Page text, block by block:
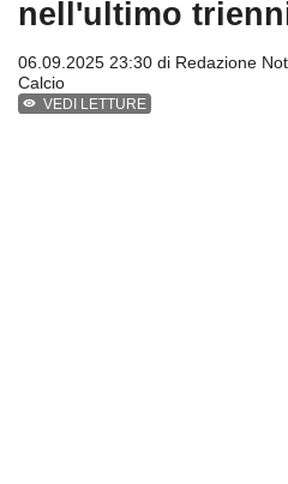
nell'ultimo
06.09.2025 23:30 di Redazione
Calcio
VEDI LETTURE